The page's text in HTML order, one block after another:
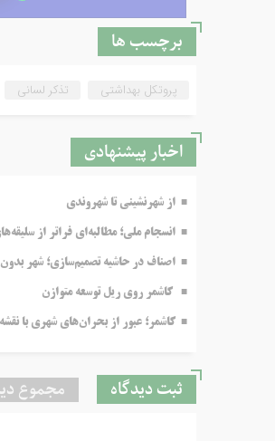
برچسب ها
پروتکل بهداشتی تذکر لسانی
اخبار پیشنهادی
از شهرنشینی تا شهروندی
انسجام ملی؛ مطالبه‌ای فراتر از
اصناف در حاشیه تصمیم‌سازی؛ شهر
کاشمر روی ریل توسعه متوازن
کاشمر؛ عبور از بحران‌های شهری با نقشه
ثبت دیدگاه مجموع